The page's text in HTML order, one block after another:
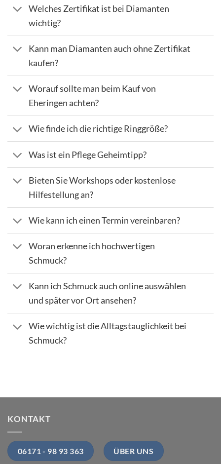
Welches Zertifikat ist bei Diamanten
wichtig?
Kann man Diamanten auch ohne Zertifikat
kaufen?
Worauf sollte man beim Kauf von
Eheringen achten?
Wie finde ich die richtige Ringgröße?
Was ist ein Pflege Geheimtipp?
Bieten Sie Workshops oder kostenlose
Hilfestellung an?
Wie kann ich einen Termin vereinbaren?
Woran erkenne ich hochwertigen
Schmuck?
Kann ich Schmuck auch online auswählen
und später vor Ort ansehen?
Wie wichtig ist die Alltagstauglichkeit bei
Schmuck?
KONTAKT
06171 - 98 93 363 ÜBER UNS